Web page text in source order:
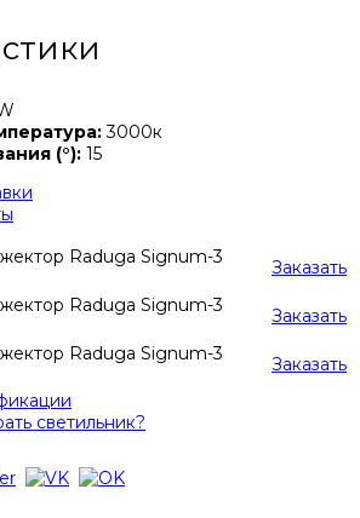
3000к
(°): 15
Raduga Signum-3
Заказать
Raduga Signum-3
Заказать
Raduga Signum-3
Заказать
светильник?